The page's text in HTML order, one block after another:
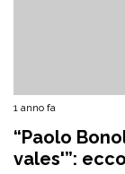
1 anno fa
“Paolo
vales'”: